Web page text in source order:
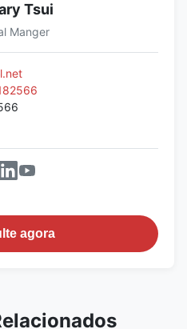
Tsui
Manger
agora